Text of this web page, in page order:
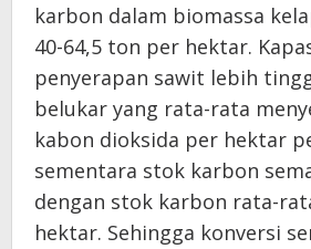
karbon dalam biomassa
40-64,5 ton per hektar.
penyerapan sawit lebih
belukar yang rata-rata
kabon dioksida per hektar
sementara stok karbon
dengan stok karbon rata-
hektar. Sehingga konversi